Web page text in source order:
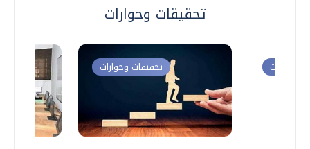
تحقيقات وحوارات
تحقيقات وحوارات وحوارات